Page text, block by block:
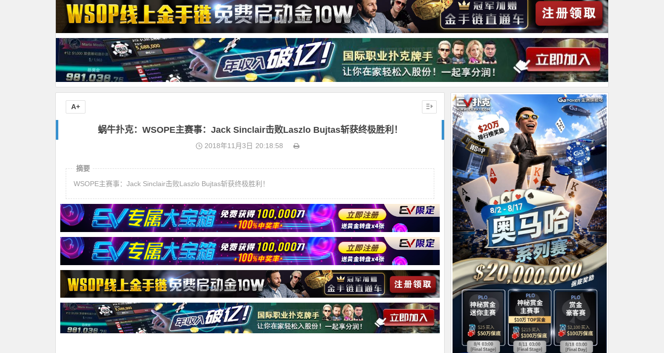
蜗牛扑克：WSOPE主赛事：Jack Sinclair击败Laszlo Bujtas斩获终极胜利！
2018年11月3日 20:18:58
摘要
WSOPE主赛事：Jack Sinclair击败Laszlo Bujtas斩获终极胜利！
A+